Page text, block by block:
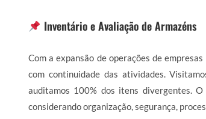
Inventário e Avaliação de Armazéns
Com a expansão de operações de
com continuidade das atividades.
auditamos 100% dos itens divergentes.
considerando organização, segurança,